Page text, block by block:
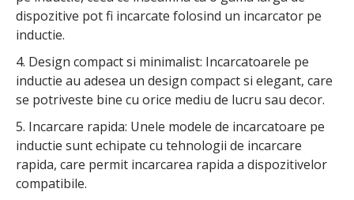
dispozitive pot fi incarcate folosind un incarcator pe
inductie.
4. Design compact si minimalist: Incarcatoarele pe
inductie au adesea un design compact si elegant, care
se potriveste bine cu orice mediu de lucru sau decor.
5. Incarcare rapida: Unele modele de incarcatoare pe
inductie sunt echipate cu tehnologii de incarcare
rapida, care permit incarcarea rapida a dispozitivelor
compatibile.